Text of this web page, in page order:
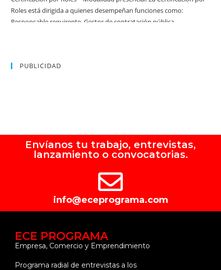
PUBLICIDAD
Envíanos tu trabajo, entrevistas,
lanzamiento o convocatorias.
info@eceprograma.com
ECE PROGRAMA
Empresa, Comercio y Emprendimiento
Programa radial de entrevistas a los